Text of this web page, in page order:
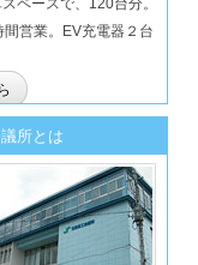
営業。EV充電器２台
所とは